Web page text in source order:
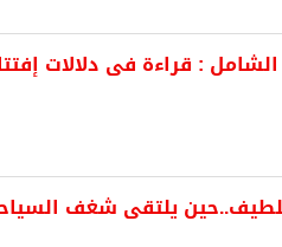
: قراءة فى دلالات
يلتقى شغف